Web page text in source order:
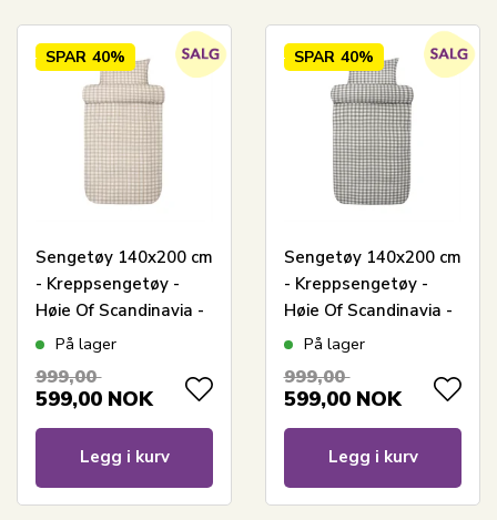
SPAR 40%
Sengetøy 140x200 cm
- Kreppsengetøy -
Høie Of Scandinavia -
Kyrre Beige
På lager
999,00
599,00 NOK
Legg i kurv
SPAR 40%
Sengetøy 140x200 cm
- Kreppsengetøy -
Høie Of Scandinavia -
Kyrre Dempet Grønn
På lager
999,00
599,00 NOK
Legg i kurv